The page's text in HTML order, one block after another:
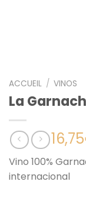
ACCUEIL / VINOS
La
16,75
Vino 100%
internacional